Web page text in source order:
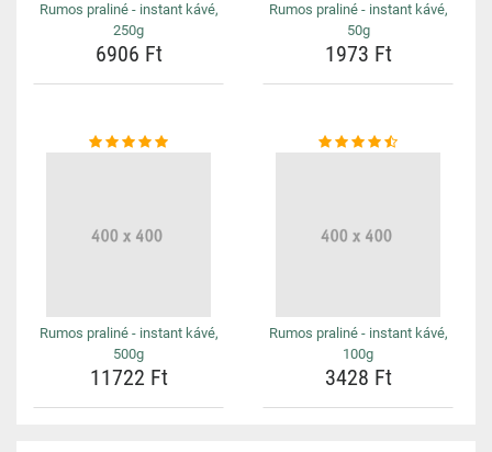
Rumos praliné - instant kávé,
250g
6906 Ft
Rumos praliné - instant kávé,
50g
1973 Ft
Rumos praliné - instant kávé,
500g
11722 Ft
Rumos praliné - instant kávé,
100g
3428 Ft